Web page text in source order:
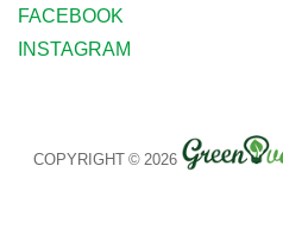
FACEBOOK
INSTAGRAM
COPYRIGHT © 2026